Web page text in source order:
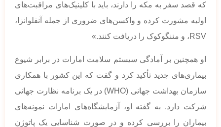
که قصد سفر به مکه را دارند، باید با کلینیک‌های مراقبت‌های
اولیه مشورت کرده و واکسن‌های ضروری از جمله آنفلوانزا،
RSV، و مننگوکوک را دریافت کنند.»
او همچنین بر آمادگی سیستم سلامت امارات در برابر شیوع
بیماری‌های جدید تأکید کرد و گفت که این کشور با همکاری
سازمان بهداشت جهانی (WHO) در یک برنامه نظارت جهانی
شرکت دارد. به گفته او، آزمایشگاه‌های امارات نمونه‌های
بیماران را بررسی کرده و در صورت شناسایی یک پاتوژن